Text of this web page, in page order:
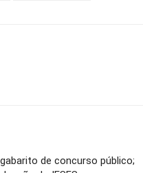
de concurso público;